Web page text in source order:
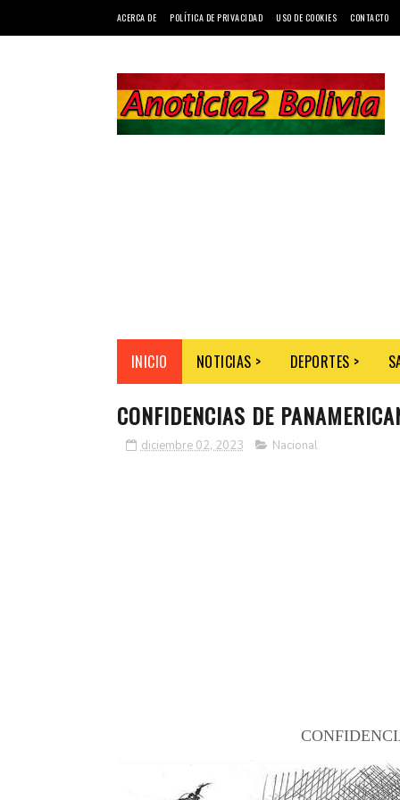
ACERCA DE POLÍTICA DE PRIVACIDAD USO DE COOKIES CONTACTO
INICIO NOTICIAS > DEPORTES >
CONFIDENCIAS DE
diciembre 02, 2023 Nacional